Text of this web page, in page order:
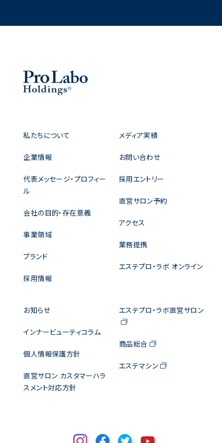
私たちについて
企業情報
代表メッセージ・プロフィー
ル
会社の目的・存在意義
事業領域
ブランド
採用情報
メディア実績
お問い合わせ
採用エントリー
直営サロン予約
アクセス
業務提携
エステプロ・ラボ オンライン
お知らせ
インナービューティコラム
個人情報保護方針
直営サロン カスタマーハラ
スメント対応方針
エステプロ・ラボ直営サロン
商品総合
エステマシン